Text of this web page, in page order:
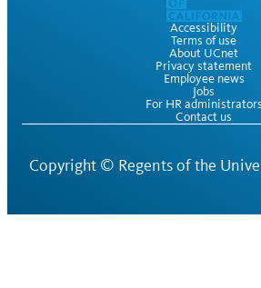
Accessibility
Terms of use
About UCnet
Privacy statement
Employee news
Jobs
For HR administrators
Contact us
Copyright © Regents of the